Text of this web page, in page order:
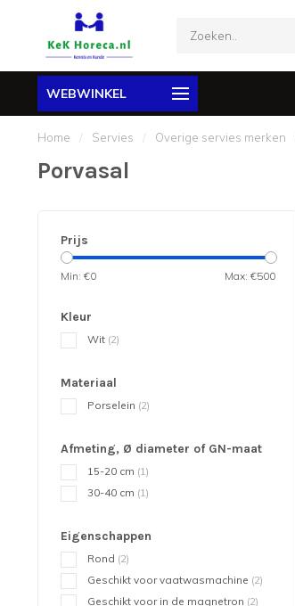
WEBWINKEL
Home / Servies / Overige servies merken
Porvasal
Prijs
Min: €0 Max: €500
Kleur
Wit (2)
Materiaal
Porselein (2)
Afmeting, Ø diameter of GN-maat
15-20 cm (1)
30-40 cm (1)
Eigenschappen
Rond (2)
Geschikt voor vaatwasmachine (2)
Geschikt voor in de magnetron (2)